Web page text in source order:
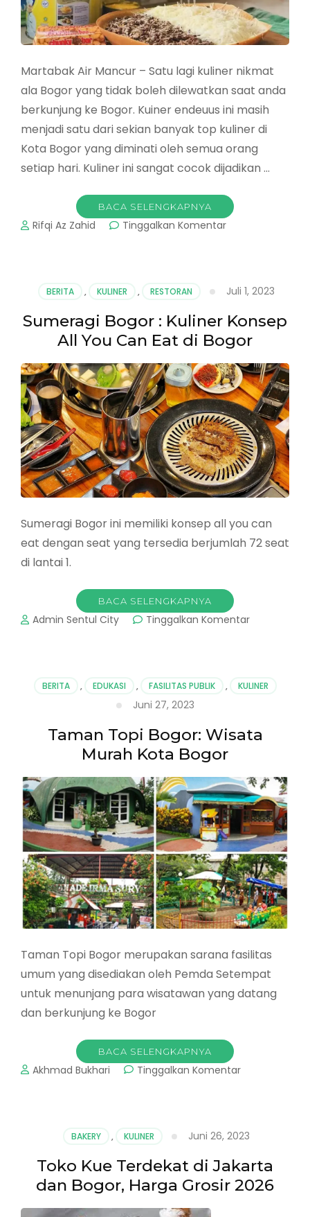
Martabak Air Mancur – Satu lagi kuliner nikmat
ala Bogor yang tidak boleh dilewatkan saat anda
berkunjung ke Bogor. Kuiner endeuus ini masih
menjadi satu dari sekian banyak top kuliner di
Kota Bogor yang diminati oleh semua orang
setiap hari. Kuliner ini sangat cocok dijadikan …
BACA SELENGKAPNYA
Rifqi Az Zahid Tinggalkan Komentarpada
Bukti
Kelezatan
Kuliner
Bogor
BERITA , KULINER , RESTORAN Juli 1, 2023
Sumeragi Bogor : Kuliner Konsep
All You Can Eat di Bogor
Sumeragi Bogor ini memiliki konsep all you can
eat dengan seat yang tersedia berjumlah 72 seat
di lantai 1.
BACA SELENGKAPNYA
Admin Sentul City Tinggalkan Komentarpada
Konsep
Can
Bogor
BERITA , EDUKASI , FASILITAS PUBLIK , KULINER
Juni 27, 2023
Taman Topi Bogor: Wisata
Murah Kota Bogor
Taman Topi Bogor merupakan sarana fasilitas
umum yang disediakan oleh Pemda Setempat
untuk menunjang para wisatawan yang datang
dan berkunjung ke Bogor
BACA SELENGKAPNYA
Akhmad Bukhari Tinggalkan Komentarpada
Murah
Bogor
BAKERY , KULINER Juni 26, 2023
Toko Kue Terdekat di Jakarta
dan Bogor, Harga Grosir 2026